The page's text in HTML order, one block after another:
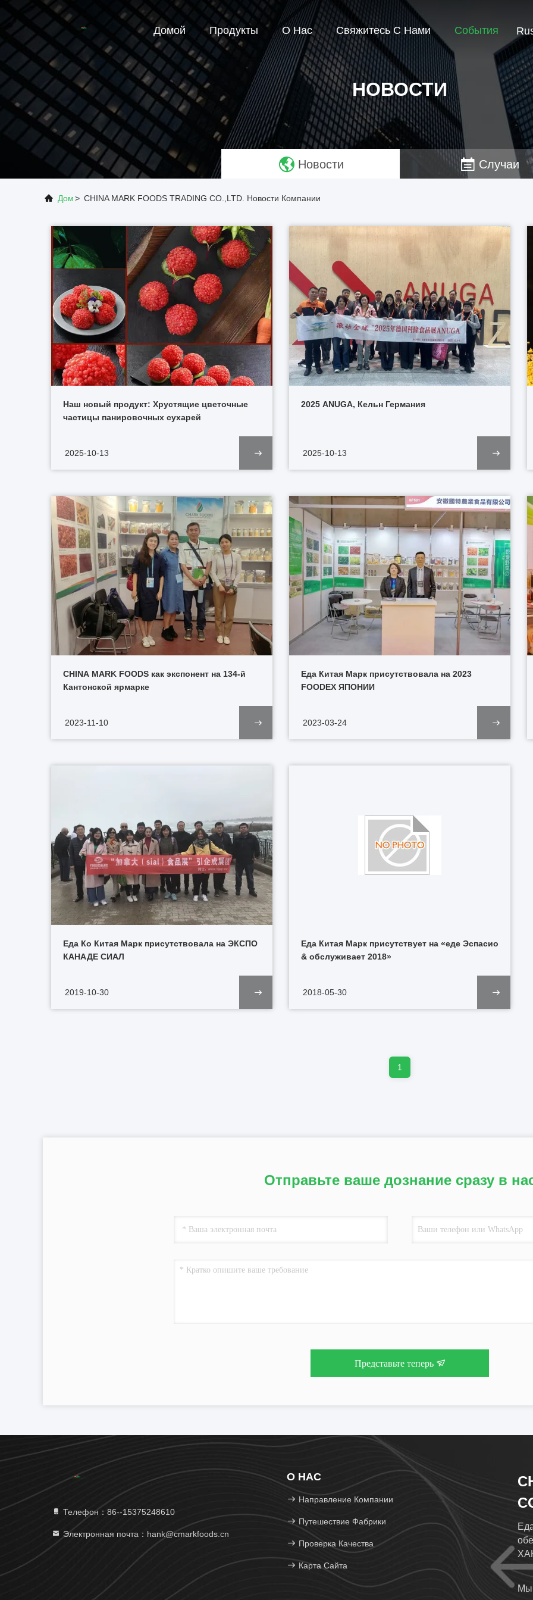
Домой Продукты О Нас Свяжитесь С Нами События
НОВОСТИ
Новости Случаи
Дом> CHINA MARK FOODS TRADING CO.,LTD. Новости Компании
Наш новый продукт: Хрустящие цветочные
частицы панировочных сухарей
2025-10-13
2025 ANUGA, Кельн Германия
2025-10-13
CHINA MARK FOODS как экспонент на 134-й
Кантонской ярмарке
2023-11-10
Еда Китая Марк присутствовала на 2023
FOODEX ЯПОНИИ
2023-03-24
Еда Ко Китая Марк присутствовала на ЭКСПО
КАНАДЕ СИАЛ
2019-10-30
Еда Китая Марк присутствует на «еде Эспасио
& обслуживает 2018»
2018-05-30
1
Отправьте ваше дознание сразу в
Представьте теперь
Телефон：86--15375248610
Электронная почта：hank@cmarkfoods.cn
О НАС
Направление Компании
Путешествие Фабрики
Проверка Качества
Карта Сайта
Мы